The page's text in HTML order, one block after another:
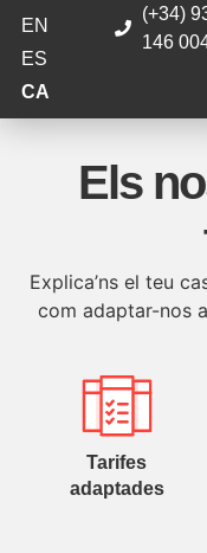
EN
ES
CA
(+34)
146
Els
Explica’ns el teu
com adaptar-nos
Tarifes
adaptades